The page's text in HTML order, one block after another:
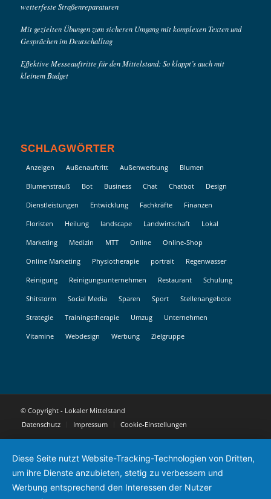
wetterfeste Straßenreparaturen
Mit gezielten Übungen zum sicheren Umgang mit komplexen Texten und
Gesprächen im Deutschalltag
Effektive Messeauftritte für den Mittelstand: So klappt’s auch mit
kleinem Budget
SCHLAGWÖRTER
Anzeigen Außenauftritt Außenwerbung Blumen
Blumenstrauß Bot Business Chat Chatbot Design
Dienstleistungen Entwicklung Fachkräfte Finanzen
Floristen Heilung landscape Landwirtschaft Lokal
Marketing Medizin MTT Online Online-Shop
Online Marketing Physiotherapie portrait Regenwasser
Reinigung Reinigungsunternehmen Restaurant Schulung
Shitstorm Social Media Sparen Sport Stellenangebote
Strategie Trainingstherapie Umzug Unternehmen
Vitamine Webdesign Werbung Zielgruppe
© Copyright - Lokaler Mittelstand
Datenschutz
Impressum Cookie-Einstellungen
Diese Seite nutzt Website-Tracking-Technologien von Dritten,
um ihre Dienste anzubieten, stetig zu verbessern und
Werbung entsprechend den Interessen der Nutzer